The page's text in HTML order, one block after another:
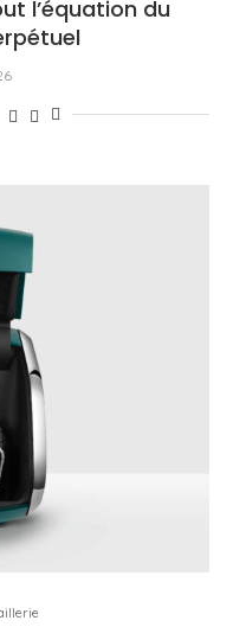
l’équation du